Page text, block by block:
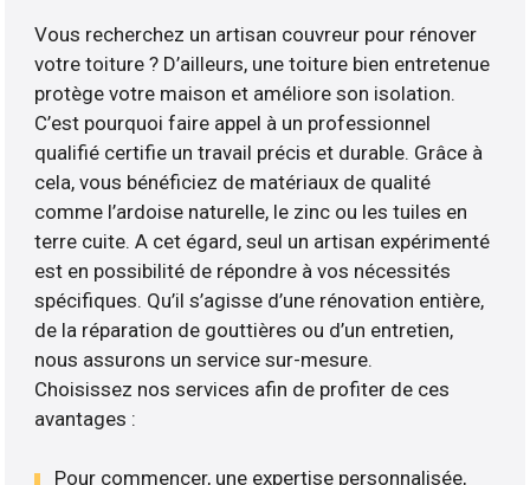
Vous recherchez un artisan couvreur pour rénover
votre toiture ? D’ailleurs, une toiture bien entretenue
protège votre maison et améliore son isolation.
C’est pourquoi faire appel à un professionnel
qualifié certifie un travail précis et durable. Grâce à
cela, vous bénéficiez de matériaux de qualité
comme l’ardoise naturelle, le zinc ou les tuiles en
terre cuite. A cet égard, seul un artisan expérimenté
est en possibilité de répondre à vos nécessités
spécifiques. Qu’il s’agisse d’une rénovation entière,
de la réparation de gouttières ou d’un entretien,
nous assurons un service sur-mesure.
Choisissez nos services afin de profiter de ces
avantages :
Pour commencer, une expertise personnalisée,